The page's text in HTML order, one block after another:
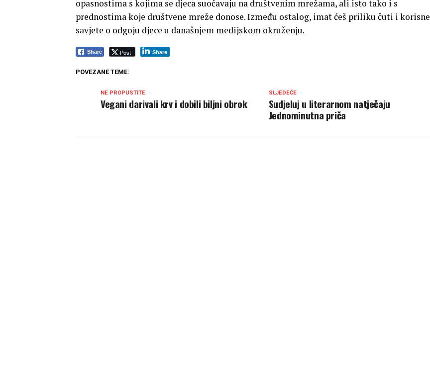
opasnostima s kojima se djeca suočavaju na društvenim mrežama, ali isto tako i s
prednostima koje društvene mreže donose. Između ostalog, imat ćeš priliku čuti i korisne
savjete o odgoju djece u današnjem medijskom okruženju.
Share Post Share
POVEZANE TEME:
SLJEDEĆE
Sudjeluj u literarnom natječaju
Jednominutna priča
NE PROPUSTITE
Vegani darivali krv i dobili biljni obrok